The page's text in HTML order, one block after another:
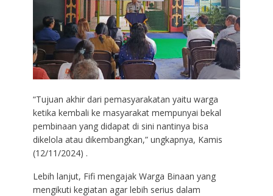
“Tujuan akhir dari pemasyarakatan yaitu warga
ketika kembali ke masyarakat mempunyai bekal
pembinaan yang didapat di sini nantinya bisa
dikelola atau dikembangkan,” ungkapnya, Kamis
(12/11/2024) .
Lebih lanjut, Fifi mengajak Warga Binaan yang
mengikuti kegiatan agar lebih serius dalam